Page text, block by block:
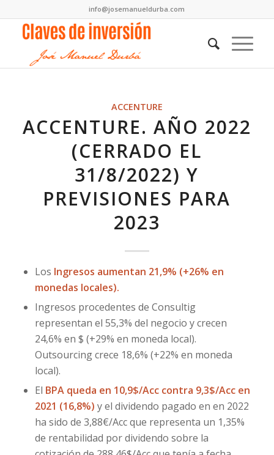
info@josemanueldurba.com
ACCENTURE
ACCENTURE. AÑO 2022
(CERRADO EL
31/8/2022) Y
PREVISIONES PARA
2023
Los Ingresos aumentan 21,9% (+26% en
monedas locales).
Ingresos procedentes de Consultig
representan el 55,3% del negocio y crecen
24,6% en $ (+29% en moneda local).
Outsourcing crece 18,6% (+22% en moneda
local).
El BPA queda en 10,9$/Acc contra 9,3$/Acc en
2021 (16,8%) y el dividendo pagado en en 2022
ha sido de 3,88€/Acc que representa un 1,35%
de rentabilidad por dividendo sobre la